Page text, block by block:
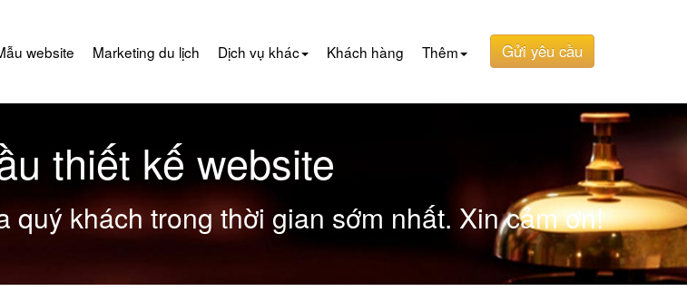
Gửi yêu cầu
website Marketing du lịch Dịch vụ khác Khách hàng Thêm
thiết kế website
quý khách trong thời gian sớm nhất. Xin cảm ơn!